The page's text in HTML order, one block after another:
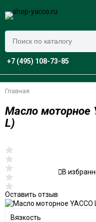
+7 (495) 108-73-85
Главная
Масло моторное
L)
Оставить отзыв
В
Вязкость